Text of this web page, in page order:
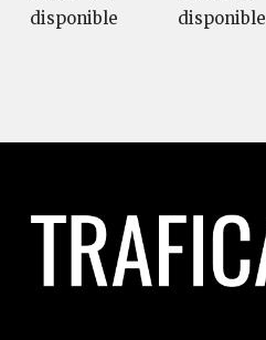
disponible disponible